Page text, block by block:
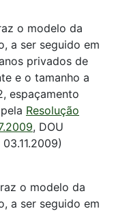
o modelo da
a ser seguido em
privados de
e o tamanho a
espaçamento
Resolução
, DOU
o modelo da
a ser seguido em